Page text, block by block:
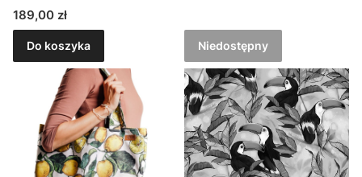
Cena
189,00 zł
Do koszyka Niedostępny